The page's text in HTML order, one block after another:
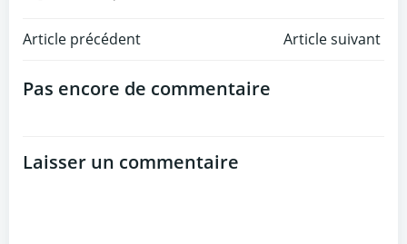
Post
navigation
Article précédent
navigation
Article suivant
Pas encore de commentaire
Laisser un commentaire